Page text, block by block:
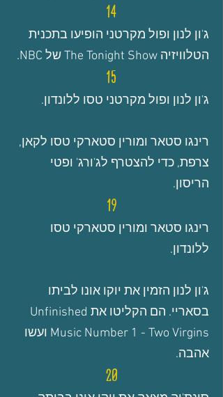
14
ג'ון לנון ופול מקרטני הופיעו בתכנית
הטלוויזיה The Tonight Show של NBC.
15
ג'ון לנון ופול מקרטני טסו ללונדון.
רינגו סטאר ומורין סטארקי טסו לקאן,
צרפת, כדי להצטרף לג'ורג' ופטי
הריסון.
19
רינגו סטאר ומורין סטארקי טסו
ללונדון.
ג'ון לנון הזמין את יוקו אונו לביתו
בסאריי. הם הקליטו את Unfinished
Music Number 1 - Two Virgins ועשו
אהבה.
20